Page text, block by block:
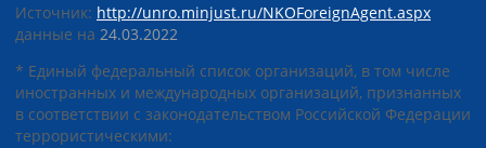
Источник: http://unro.minjust.ru/NKOForeignAgent.aspx
данные на 24.03.2022
* Единый федеральный список организаций, в том числе
иностранных и международных организаций, признанных
в соответствии с законодательством Российской Федерации
террористическими: